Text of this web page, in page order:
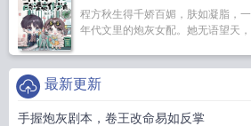
程方秋生得千娇百媚，肤如凝脂，
年代文里的炮灰女配。她无语望天
最新更新
手握炮灰剧本，卷王改命易如反掌